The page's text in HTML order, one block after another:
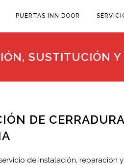
PUERTAS INN DOOR
SUSTITUCIÓN
DE
de instalación, reparación